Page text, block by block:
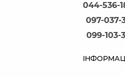
044-536-
097-037-
099-103-